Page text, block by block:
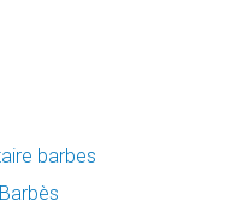
barbes